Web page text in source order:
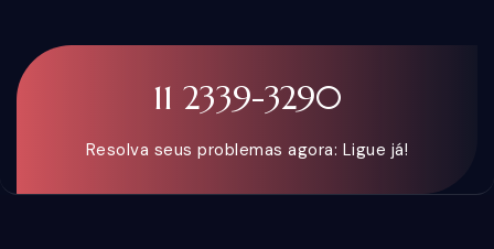
11 2339-3290
Resolva seus problemas agora: Ligue já!